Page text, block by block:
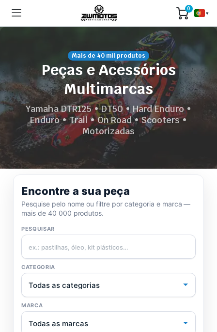
0
▾
Mais de 40 mil produtos
Peças e Acessórios
Multimarcas
Yamaha DTR125 • DT50 • Hard Enduro •
Enduro • Trail • On Road • Scooters •
Motorizadas
Encontre a sua peça
Pesquise pelo nome ou filtre por categoria e marca —
mais de 40 000 produtos.
PESQUISAR
CATEGORIA
MARCA